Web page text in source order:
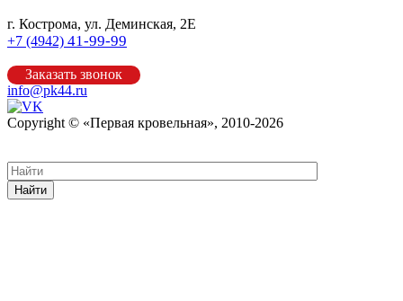
г. Кострома, ул. Деминская, 2Е
+7 (4942) 41-99-99
Заказать звонок
info@pk44.ru
Copyright © «Первая кровельная», 2010-2026
Найти